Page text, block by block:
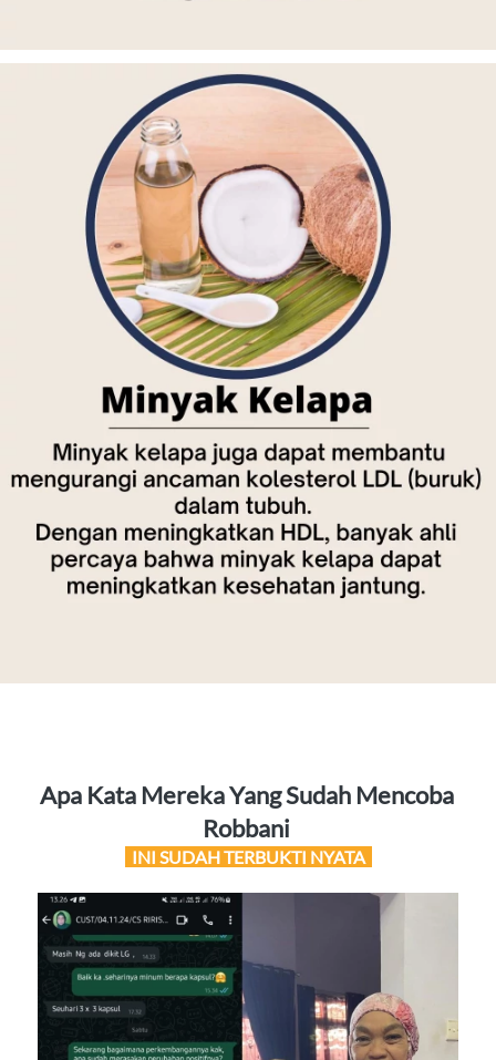
Apa Kata Mereka Yang Sudah Mencoba
Robbani
  INI SUDAH TERBUKTI NYATA